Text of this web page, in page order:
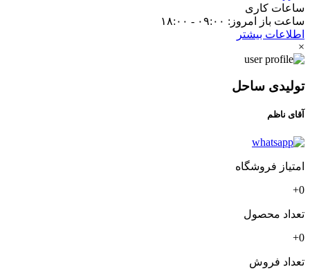
ساعات کاری
ساعت باز امروز: ۰۹:۰۰ - ۱۸:۰۰
اطلاعات بیشتر
×
تولیدی ساحل
آقای ناظم
امتیاز فروشگاه
0+
تعداد محصول
0+
تعداد فروش